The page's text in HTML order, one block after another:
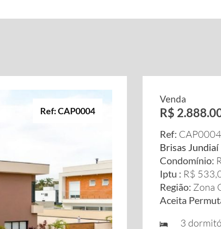
Ref: CAP0004
Venda
R$
Ref: CAP0004
Brisas
Condomínio:
Iptu : R$
Região: Zona
Aceita
3